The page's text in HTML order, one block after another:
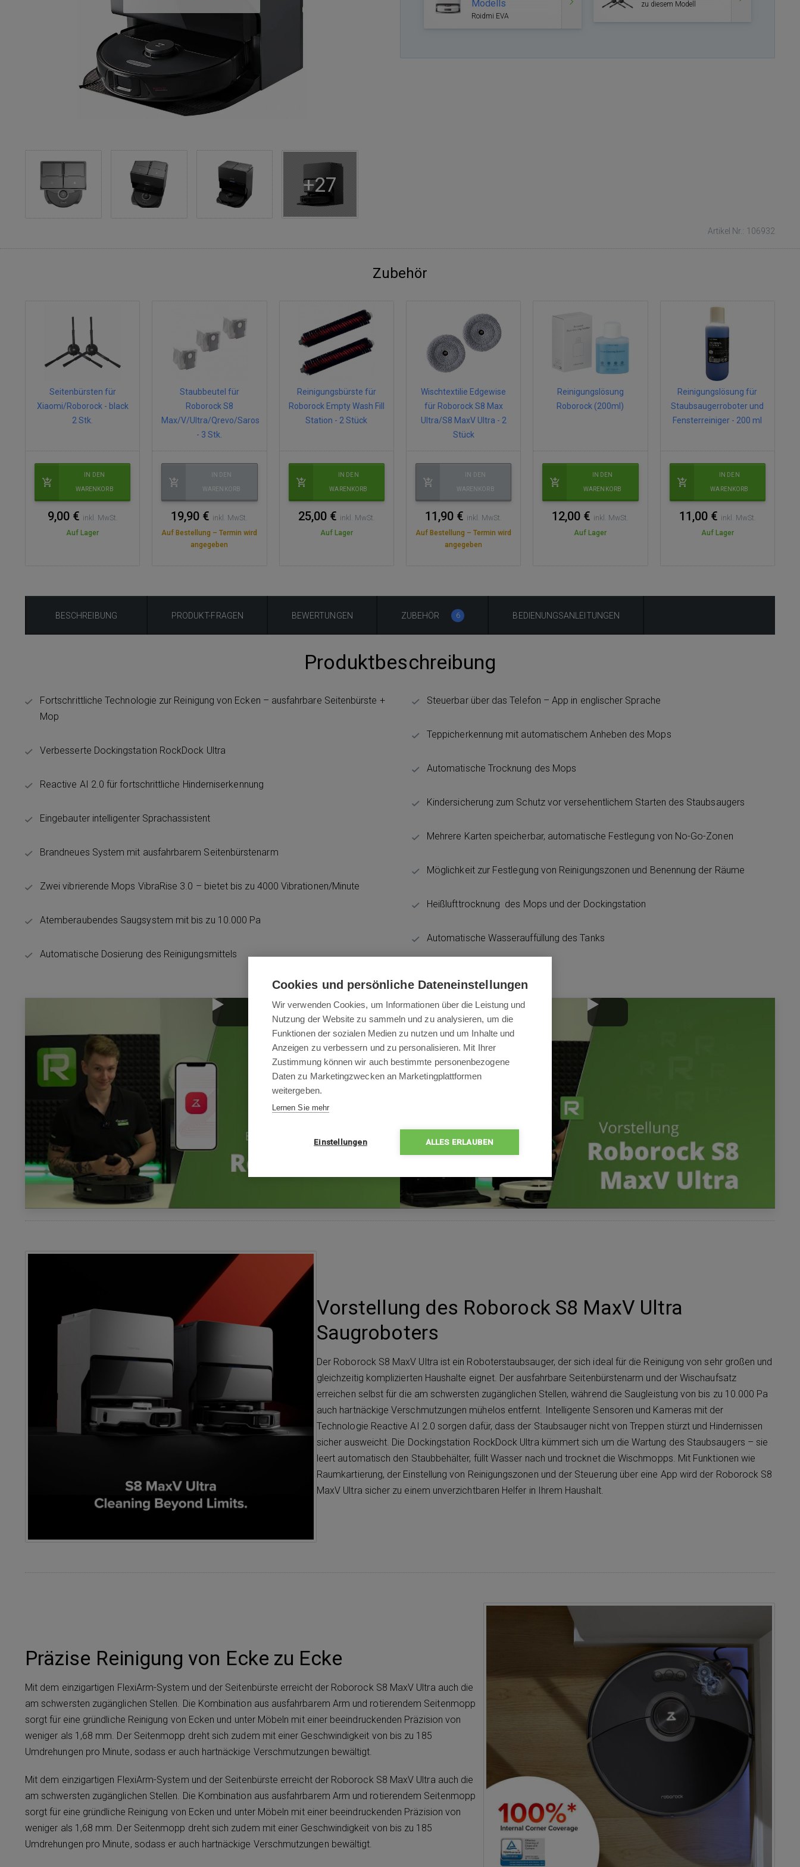
+27
Modells
Roidmi EVA
zu diesem Modell
Artikel Nr.: 106932
Zubehör
Seitenbürsten für
Xiaomi/Roborock - black
2 Stk.
IN DEN
WARENKORB
9,00 € inkl. MwSt.
Auf Lager
Staubbeutel für
Roborock S8
Max/V/Ultra/Qrevo/Saros
- 3 Stk.
IN DEN
WARENKORB
19,90 € inkl. MwSt.
Auf Bestellung – Termin wird
angegeben
Reinigungsbürste für
Roborock Empty Wash Fill
Station - 2 Stück
IN DEN
WARENKORB
25,00 € inkl. MwSt.
Auf Lager
Wischtextilie Edgewise
für Roborock S8 Max
Ultra/S8 MaxV Ultra - 2
Stück
IN DEN
WARENKORB
11,90 € inkl. MwSt.
Auf Bestellung – Termin wird
angegeben
Reinigungslösung
Roborock (200ml)
IN DEN
WARENKORB
12,00 € inkl. MwSt.
Auf Lager
Reinigungslösung für
Staubsaugerroboter und
Fensterreiniger - 200 ml
IN DEN
WARENKORB
11,00 € inkl. MwSt.
Auf Lager
BESCHREIBUNG PRODUKT-FRAGEN BEWERTUNGEN ZUBEHÖR 6 BEDIENUNGSANLEITUNGEN
Produktbeschreibung
Fortschrittliche Technologie zur Reinigung von Ecken – ausfahrbare Seitenbürste +
Mop
Verbesserte Dockingstation RockDock Ultra
Reactive AI 2.0 für fortschrittliche Hinderniserkennung
Eingebauter intelligenter Sprachassistent
Brandneues System mit ausfahrbarem Seitenbürstenarm
Zwei vibrierende Mops VibraRise 3.0 – bietet bis zu 4000 Vibrationen/Minute
Atemberaubendes Saugsystem mit bis zu 10.000 Pa
Automatische Dosierung des Reinigungsmittels
Steuerbar über das Telefon – App in englischer Sprache
Teppicherkennung mit automatischem Anheben des Mops
Automatische Trocknung des Mops
Kindersicherung zum Schutz vor versehentlichem Starten des Staubsaugers
Mehrere Karten speicherbar, automatische Festlegung von No-Go-Zonen
Möglichkeit zur Festlegung von Reinigungszonen und Benennung der Räume
Heißlufttrocknung des Mops und der Dockingstation
Automatische Wasserauffüllung des Tanks
Vorstellung des Roborock S8 MaxV Ultra
Saugroboters
Der Roborock S8 MaxV Ultra ist ein Roboterstaubsauger, der sich ideal für die Reinigung von sehr großen und
gleichzeitig komplizierten Haushalte eignet. Der ausfahrbare Seitenbürstenarm und der Wischaufsatz
erreichen selbst für die am schwersten zugänglichen Stellen, während die Saugleistung von bis zu 10.000 Pa
auch hartnäckige Verschmutzungen mühelos entfernt. Intelligente Sensoren und Kameras mit der
Technologie Reactive AI 2.0 sorgen dafür, dass der Staubsauger nicht von Treppen stürzt und Hindernissen
sicher ausweicht. Die Dockingstation RockDock Ultra kümmert sich um die Wartung des Staubsaugers – sie
leert automatisch den Staubbehälter, füllt Wasser nach und trocknet die Wischmopps. Mit Funktionen wie
Raumkartierung, der Einstellung von Reinigungszonen und der Steuerung über eine App wird der Roborock S8
MaxV Ultra sicher zu einem unverzichtbaren Helfer in Ihrem Haushalt.
Präzise Reinigung von Ecke zu Ecke
Mit dem einzigartigen FlexiArm-System und der Seitenbürste erreicht der Roborock S8 MaxV Ultra auch die
am schwersten zugänglichen Stellen. Die Kombination aus ausfahrbarem Arm und rotierendem Seitenmopp
sorgt für eine gründliche Reinigung von Ecken und unter Möbeln mit einer beeindruckenden Präzision von
weniger als 1,68 mm. Der Seitenmopp dreht sich zudem mit einer Geschwindigkeit von bis zu 185
Umdrehungen pro Minute, sodass er auch hartnäckige Verschmutzungen bewältigt.
Mit dem einzigartigen FlexiArm-System und der Seitenbürste erreicht der Roborock S8 MaxV Ultra auch die
am schwersten zugänglichen Stellen. Die Kombination aus ausfahrbarem Arm und rotierendem Seitenmopp
sorgt für eine gründliche Reinigung von Ecken und unter Möbeln mit einer beeindruckenden Präzision von
weniger als 1,68 mm. Der Seitenmopp dreht sich zudem mit einer Geschwindigkeit von bis zu 185
Umdrehungen pro Minute, sodass er auch hartnäckige Verschmutzungen bewältigt.
Cookies und persönliche Dateneinstellungen
Wir verwenden Cookies, um Informationen über die Leistung und
Nutzung der Website zu sammeln und zu analysieren, um die
Funktionen der sozialen Medien zu nutzen und um Inhalte und
Anzeigen zu verbessern und zu personalisieren. Mit Ihrer
Zustimmung können wir auch bestimmte personenbezogene
Daten zu Marketingzwecken an Marketingplattformen
weitergeben.
Lernen Sie mehr
Einstellungen ALLES ERLAUBEN